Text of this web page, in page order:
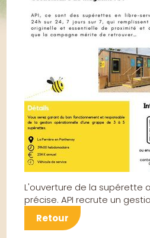
L'ouverture de la supérette
précise. API recrute un
Retour